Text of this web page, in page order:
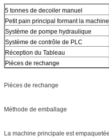
5 tonnes de decoiler manuel
Petit pain principal formant la machine
Système de pompe hydraulique
Système de contrôle de PLC
Réception du Tableau
Pièces de rechange
Pièces de rechange
Méthode de emballage
La machine principale est